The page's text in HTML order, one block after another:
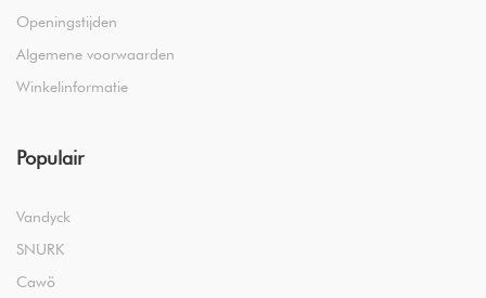
Openingstijden
Algemene voorwaarden
Winkelinformatie
Populair
Vandyck
SNURK
Cawö